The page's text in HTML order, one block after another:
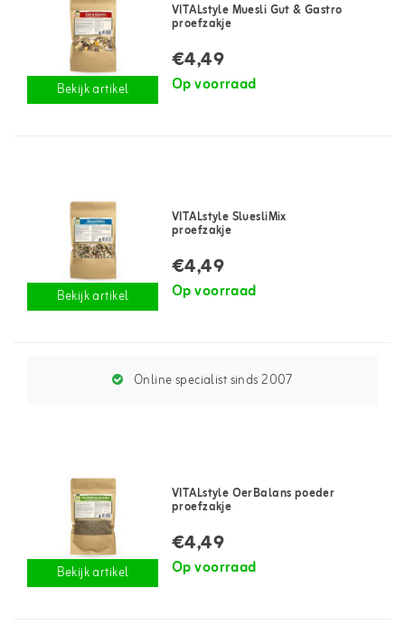
Bekijk artikel
VITALstyle Muesli Gut & Gastro
proefzakje
€4,49
Op voorraad
Bekijk artikel
VITALstyle SluesliMix
proefzakje
€4,49
Op voorraad
Online specialist sinds 2007
Bekijk artikel
VITALstyle OerBalans poeder
proefzakje
€4,49
Op voorraad